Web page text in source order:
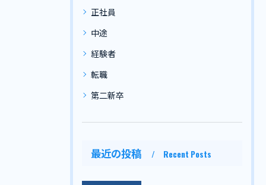
正社員
中途
経験者
転職
第二新卒
最近の投稿 Recent Posts